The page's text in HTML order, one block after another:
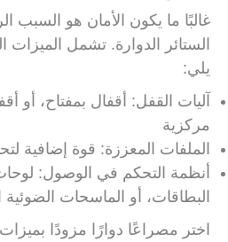
غالبًا ما يكون الأمان هو السبب
الستائر الدوارة. تشمل الميزات
يلي:
آليات القفل: أقفال بمفتاح، أو
مركزية
الملفات المعززة: قوة إضافية
أنظمة التحكم في الوصول: لوحات
البطاقات، أو الماسحات الضوئية
اختر مصراعًا دوارًا مزودًا